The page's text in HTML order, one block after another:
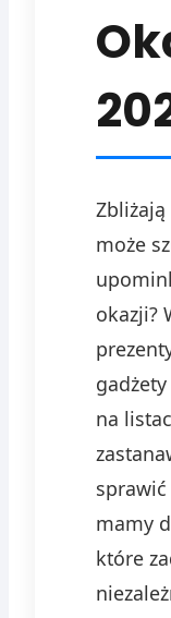
może
okazji?
na
mamy
które